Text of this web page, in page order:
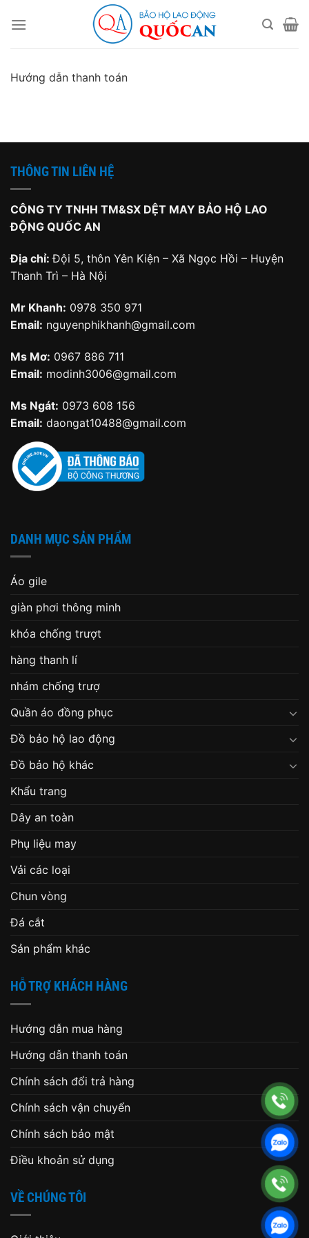
qua
Hướng dẫn thanh toán
THÔNG TIN LIÊN HỆ
CÔNG TY TNHH TM&SX DỆT MAY BẢO HỘ LAO
ĐỘNG QUỐC AN
Địa chỉ:Đội 5, thôn Yên Kiện – Xã Ngọc Hồi – Huyện
Thanh Trì – Hà Nội
Mr Khanh: 0978 350 971
Email: nguyenphikhanh@gmail.com
Ms Mơ: 0967 886 711
Email: modinh3006@gmail.com
Ms Ngát: 0973 608 156
Email: daongat10488@gmail.com
DANH MỤC SẢN PHẨM
Áo gile
giàn phơi thông minh
khóa chống trượt
hàng thanh lí
nhám chống trượ
Quần áo đồng phục
Đồ bảo hộ lao động
Đồ bảo hộ khác
Khẩu trang
Dây an toàn
Phụ liệu may
Vải các loại
Chun vòng
Đá cắt
Sản phẩm khác
HỖ TRỢ KHÁCH HÀNG
Hướng dẫn mua hàng
Hướng dẫn thanh toán
Chính sách đổi trả hàng
Chính sách vận chuyển
Chính sách bảo mật
Điều khoản sử dụng
VỀ CHÚNG TÔI